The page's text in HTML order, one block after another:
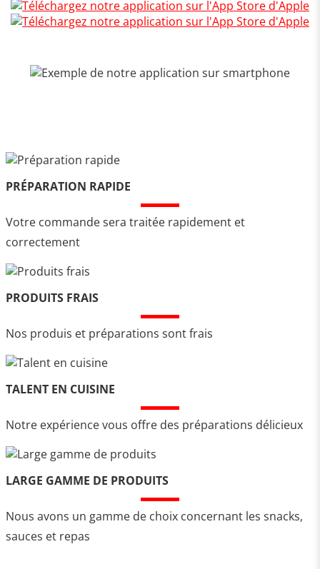
PRÉPARATION RAPIDE
Votre commande sera traitée rapidement et
correctement
PRODUITS FRAIS
Nos produis et préparations sont frais
TALENT EN CUISINE
Notre expérience vous offre des préparations délicieux
LARGE GAMME DE PRODUITS
Nous avons un gamme de choix concernant les snacks,
sauces et repas